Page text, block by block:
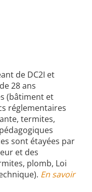
de DC2I et
28 ans
(bâtiment et
réglementaires
termites,
sont étayées par
et des
plomb, Loi
En savoir